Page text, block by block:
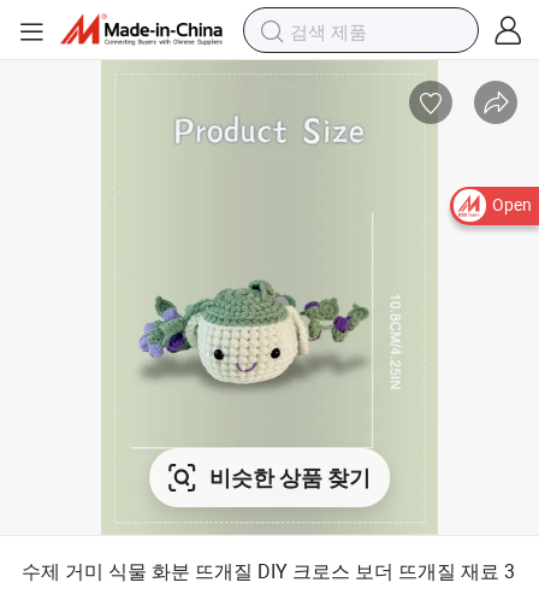
Open
비슷한 상품 찾기
수제 거미 식물 화분 뜨개질 DIY 크로스 보더 뜨개질 재료 3